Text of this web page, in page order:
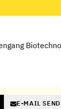
E-MAIL